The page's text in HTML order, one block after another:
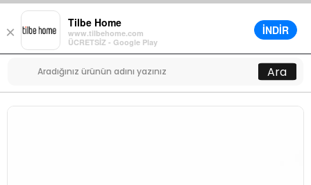
×
Tilbe Home
www.tilbehome.com
ÜCRETSİZ - Google Play
İNDİR
Menü
0
Ara